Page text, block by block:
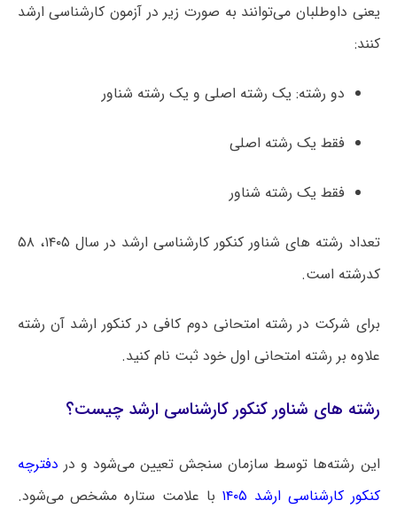
یعنی داوطلبان می‌توانند به صورت زیر در آزمون کارشناسی ارشد
کنند:
دو رشته: یک رشته اصلی و یک رشته شناور
فقط یک رشته اصلی
فقط یک رشته شناور
تعداد رشته های شناور کنکور کارشناسی ارشد در سال ۱۴۰۵، ۵۸
کدرشته است.
برای شرکت در رشته امتحانی دوم کافی در کنکور ارشد آن رشته
علاوه بر رشته امتحانی اول خود ثبت نام کنید.
رشته های شناور کنکور کارشناسی ارشد چیست؟
این رشته‌ها توسط سازمان سنجش تعیین می‌شود و در دفترچه
کنکور کارشناسی ارشد ۱۴۰۵
با علامت ستاره مشخص می‌شود.